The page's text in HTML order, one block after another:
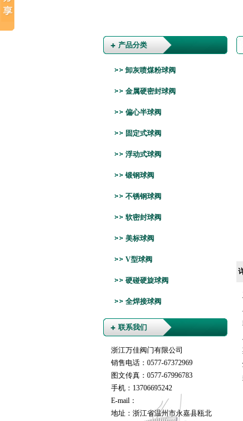
产品分类
卸灰喷煤粉球阀
金属硬密封球阀
偏心半球阀
固定式球阀
浮动式球阀
锻钢球阀
不锈钢球阀
软密封球阀
美标球阀
V型球阀
硬碰硬旋球阀
全焊接球阀
联系我们
浙江万佳阀门有限公司
销售电话：0577-67372969
图文传真：0577-67996783
手机：13706695242
E-mail：
地址：浙江省温州市永嘉县瓯北